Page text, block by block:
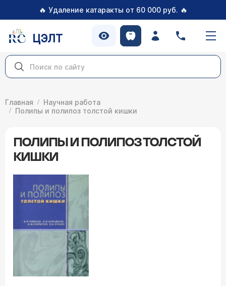
🔥 Удаление катаракты от 60 000 руб. 🔥
ЦЭЛТ
Главная
Научная работа
Полипы и полипоз толстой кишки
ПОЛИПЫ И ПОЛИПОЗ ТОЛСТОЙ
КИШКИ